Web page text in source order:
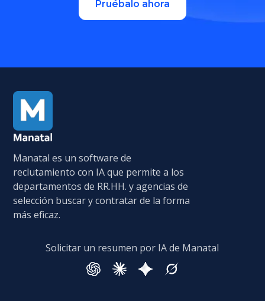
Pruébalo ahora
Manatal es un software de
reclutamiento con IA que permite a los
departamentos de RR.HH. y agencias de
selección buscar y contratar de la forma
más eficaz.
Solicitar un resumen por IA de Manatal